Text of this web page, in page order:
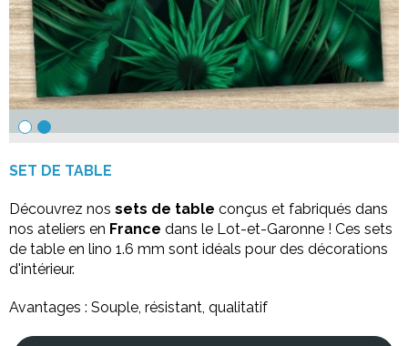
SET DE TABLE
Découvrez nos sets de table conçus et fabriqués dans
nos ateliers en France dans le Lot-et-Garonne ! Ces sets
de table en lino 1.6 mm sont idéals pour des décorations
d'intérieur.
Avantages : Souple, résistant, qualitatif